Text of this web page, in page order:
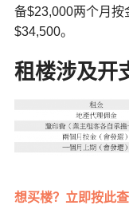
备$23,000两个月按
$34,500。
租楼涉及开
想买楼？立即按此查